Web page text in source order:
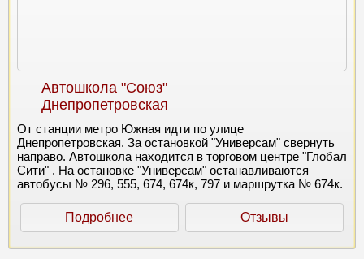
Автошкола "Союз"
Днепропетровская
От станции метро Южная идти по улице
Днепропетровская. За остановкой "Универсам" свернуть
направо. Автошкола находится в торговом центре "Глобал
Сити" . На остановке "Универсам" останавливаются
автобусы № 296, 555, 674, 674к, 797 и маршрутка № 674к.
Подробнее Отзывы